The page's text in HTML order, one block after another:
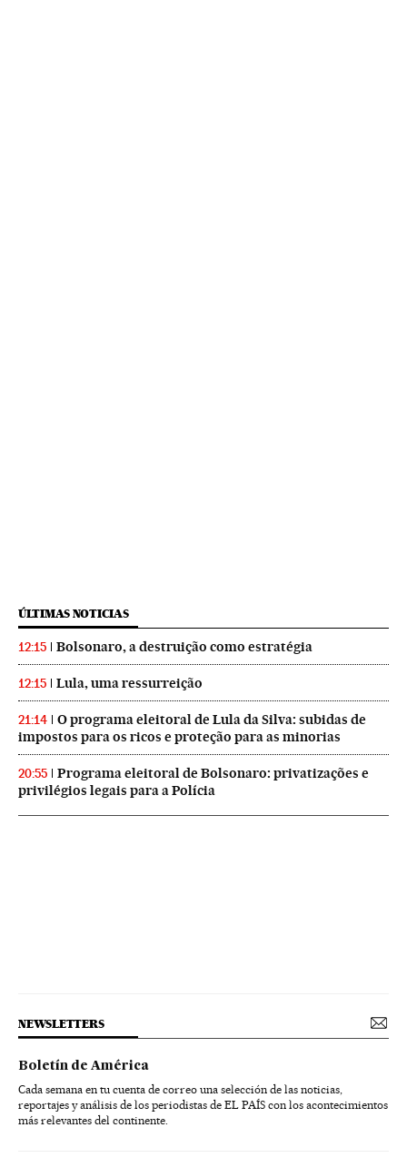
ÚLTIMAS NOTICIAS
12:15 Bolsonaro, a destruição como estratégia
12:15 Lula, uma ressurreição
21:14
O programa eleitoral de Lula da Silva: subidas de
impostos para os ricos e proteção para as minorias
20:55
Programa eleitoral de Bolsonaro: privatizações e
privilégios legais para a Polícia
NEWSLETTERS
Boletín de América
Cada semana en tu cuenta de correo una selección de las noticias,
reportajes y análisis de los periodistas de EL PAÍS con los acontecimientos
más relevantes del continente.